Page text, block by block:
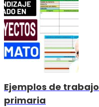
Ejemplos de
primaria